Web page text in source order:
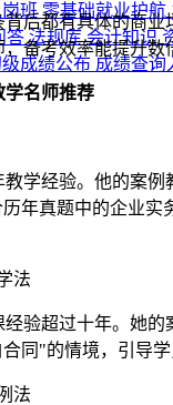
班零基础就业护航
答法规库会计知识
成绩公布 成绩查询
背后都有具体的商
备考效率能提升数
学名师推荐
教学经验。他的案
年真题中的企业
法
经验超过十年。她
同"的情境，引导
法